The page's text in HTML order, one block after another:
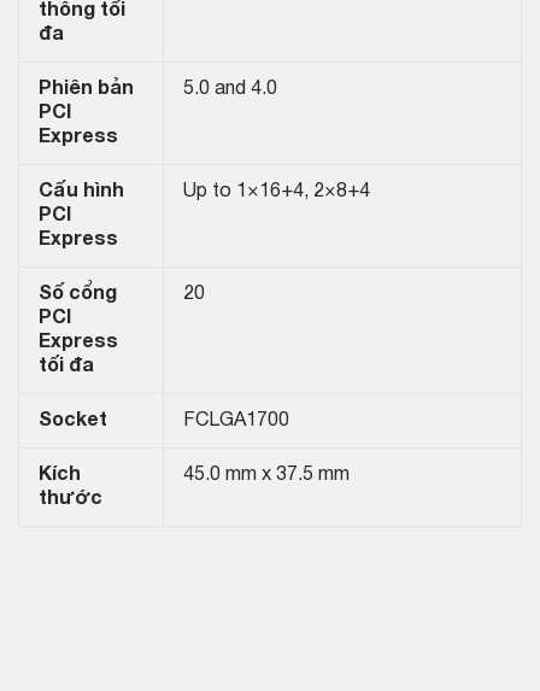
thông tối
đa
Phiên bản
PCI
Express
5.0 and 4.0
Cấu hình
PCI
Express
Up to 1×16+4, 2×8+4
Số cổng
PCI
Express
tối đa
20
Socket FCLGA1700
Kích
thước
45.0 mm x 37.5 mm